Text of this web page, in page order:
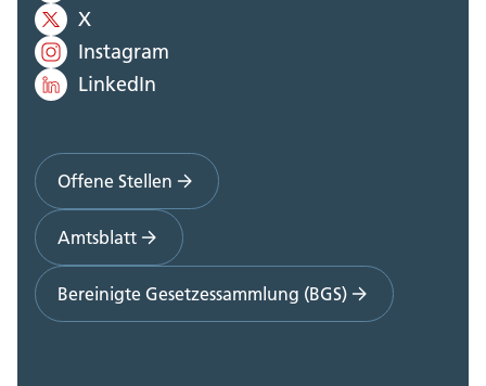
X
Instagram
LinkedIn
Offene Stellen
Amtsblatt
Bereinigte Gesetzessammlung (BGS)